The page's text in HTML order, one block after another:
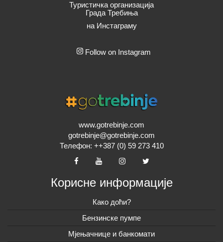
Туристичка организација
Града Требиња
на Инстаграму
Follow on Instagram
www.gotrebinje.com
gotrebinje@gotrebinje.com
Телефон: ++387 (0) 59 273 410
Корисне информације
Како доћи?
Бензинске пумпе
Мјењачнице и банкомати